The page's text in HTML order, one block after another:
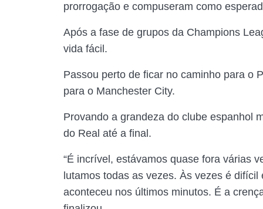
prorrogação e compuseram como
Após a fase de grupos da Champions
vida fácil.
Passou perto de ficar no caminho para o
para o Manchester City.
Provando a grandeza do clube espanhol
do Real até a final.
“É incrível, estávamos quase fora várias
lutamos todas as vezes. Às vezes é
aconteceu nos últimos minutos. É a